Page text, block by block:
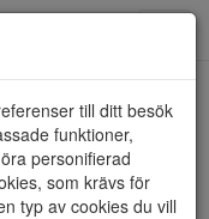
till ditt besök
funktioner,
personifierad
som krävs för
typ av cookies du vill